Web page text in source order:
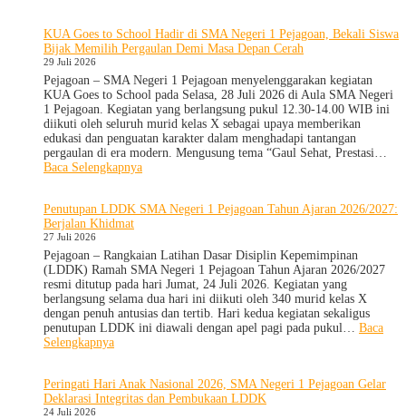
TKA:
SMA
1
Pejagoan
Gelar
Workshop
Penguatan
Kapasitas
KUA Goes to School Hadir di SMA Negeri 1 Pejagoan, Bekali Siswa
Bijak Memilih Pergaulan Demi Masa Depan Cerah
29 Juli 2026
Pejagoan – SMA Negeri 1 Pejagoan menyelenggarakan kegiatan
KUA Goes to School pada Selasa, 28 Juli 2026 di Aula SMA Negeri
1 Pejagoan. Kegiatan yang berlangsung pukul 12.30-14.00 WIB ini
diikuti oleh seluruh murid kelas X sebagai upaya memberikan
edukasi dan penguatan karakter dalam menghadapi tantangan
pergaulan di era modern. Mengusung tema “Gaul Sehat, Prestasi…
Baca Selengkapnya:
to
di
SMA
Negeri
1
Pejagoan,
Bekali
Pergaulan
Demi
Penutupan LDDK SMA Negeri 1 Pejagoan Tahun Ajaran 2026/2027:
Berjalan Khidmat
27 Juli 2026
Pejagoan – Rangkaian Latihan Dasar Disiplin Kepemimpinan
(LDDK) Ramah SMA Negeri 1 Pejagoan Tahun Ajaran 2026/2027
resmi ditutup pada hari Jumat, 24 Juli 2026. Kegiatan yang
berlangsung selama dua hari ini diikuti oleh 340 murid kelas X
dengan penuh antusias dan tertib. Hari kedua kegiatan sekaligus
penutupan LDDK ini diawali dengan apel pagi pada pukul… Baca
Selengkapnya:
SMA
Negeri
Peringati Hari Anak Nasional 2026, SMA Negeri 1 Pejagoan Gelar
Deklarasi Integritas dan Pembukaan LDDK
24 Juli 2026